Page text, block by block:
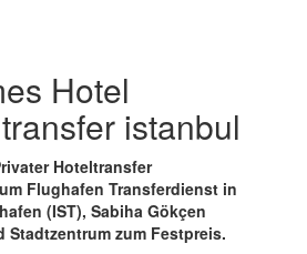
Hotel
istanbul
Hoteltransfer
Flughafen Transferdienst in
(IST), Sabiha Gökçen
Stadtzentrum zum Festpreis.